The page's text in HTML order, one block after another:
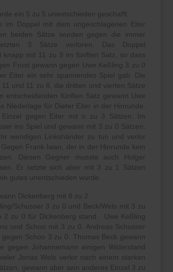
ein 5 zu 5 unentschieden geschafft.
im Doppel mit dem ungeschlagenen Eiter
beiden Sätze wurden gegen die immer
3 Sätze verloren. Das Doppel
knapp mit 11 zu 9 im fünften Satz, so dass
Frost gewann gegen Uwe Keßling 3 zu 0
Eiter ein sehr spannendes Spiel gab. Die
und 11 zu 8, die dritten und vierten Sätze
fünften Satz gewann Uwe
Niederlage für Dieter Eiter in der Hinrunde.
gegen Eiter mit o zu 3 Sätzen. Im
ins Spiel und gewann mit 3 zu 0 Sätzen.
wendigen Linkshänder zu tun und verlor
Frank Iwan, der in der Hinrunde kein
Diesen Gegner musste auch Holger
Er setzte sich aber mit 3 zu 1 Sätzen
gutes unentschieden wurde.
Dickenberg mit 8 zu 2
Schusser 3 zu 0 und Beck/Wels mit 3 zu
2 zu 0 für Dickenberg stand. Uwe Keßling
und Schoo mit 3 zu 0. Andreas Schusser
Schoo 3 zu 0. Thomas Beck gewann
Johannemann einigen Widerstand
Jonas Wels verlor nach einem starken
gewann aber sein anderes Einzel 3 zu